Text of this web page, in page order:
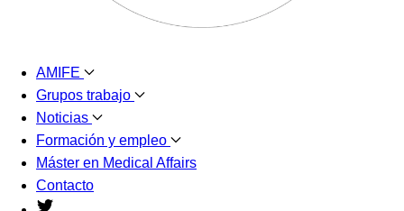
AMIFE
Grupos trabajo
Noticias
Formación y empleo
Máster en Medical Affairs
Contacto